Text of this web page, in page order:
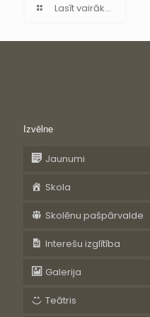
Lasīt vairāk...
Izvēlne
Jaunumi
Skola
Skolēnu pašpārvalde
Interešu izglītība
Galerija
Teātris